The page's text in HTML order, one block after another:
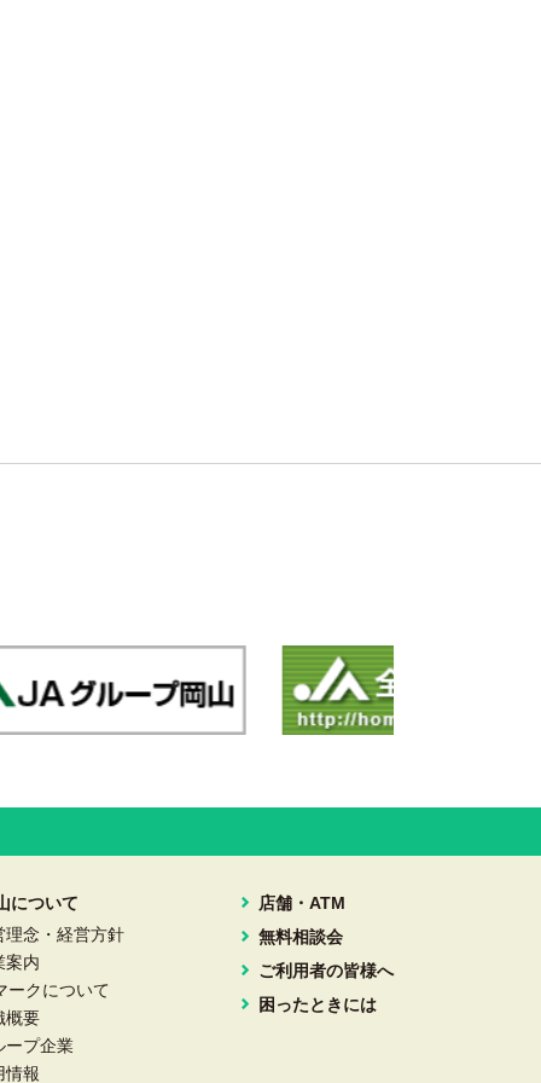
について
理念・経営方針
案内
ークについて
概要
ープ企業
情報
店舗・ATM
無料相談会
ご利用者の皆様へ
困ったときには